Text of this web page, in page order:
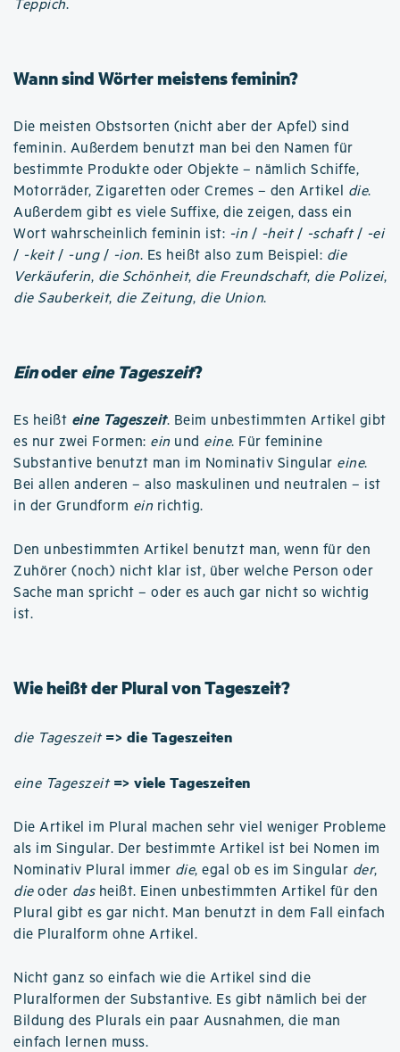
Teppich.
Wann sind Wörter meistens feminin?
Die meisten Obstsorten (nicht aber der Apfel) sind
feminin. Außerdem benutzt man bei den Namen für
bestimmte Produkte oder Objekte – nämlich Schiffe,
Motorräder, Zigaretten oder Cremes – den Artikel die.
Außerdem gibt es viele Suffixe, die zeigen, dass ein
Wort wahrscheinlich feminin ist: -in / -heit/ -schaft/ -ei
/ -keit/ -ung/ -ion. Es heißt also zum Beispiel: die
Verkäuferin, die Schönheit, die Freundschaft, die Polizei,
die Sauberkeit, die Zeitung, die Union.
Einodereine Tageszeit?
Es heißt eine Tageszeit. Beim unbestimmten Artikel gibt
es nur zwei Formen: ein und eine. Für feminine
Substantive benutzt man im Nominativ Singular eine.
Bei allen anderen – also maskulinen und neutralen – ist
in der Grundform ein richtig.
Den unbestimmten Artikel benutzt man, wenn für den
Zuhörer (noch) nicht klar ist, über welche Person oder
Sache man spricht – oder es auch gar nicht so wichtig
ist.
Wie heißt der Plural von Tageszeit?
die Tageszeit => die Tageszeiten
eine Tageszeit => viele Tageszeiten
Die Artikel im Plural machen sehr viel weniger Probleme
als im Singular. Der bestimmte Artikel ist bei Nomen im
Nominativ Plural immer die, egal ob es im Singular der,
dieoder dasheißt. Einen unbestimmten Artikel für den
Plural gibt es gar nicht. Man benutzt in dem Fall einfach
die Pluralform ohne Artikel.
Nicht ganz so einfach wie die Artikel sind die
Pluralformen der Substantive. Es gibt nämlich bei der
Bildung des Plurals ein paar Ausnahmen, die man
einfach lernen muss.